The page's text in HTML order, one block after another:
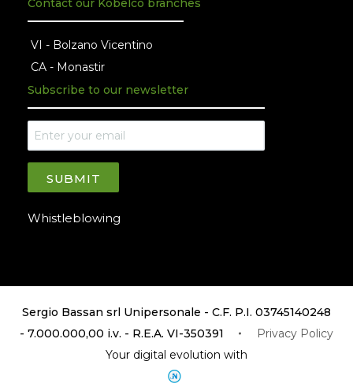
Contact our Kobelco branches
VI - Bolzano Vicentino
CA - Monastir
Subscribe to our newsletter
SUBMIT
Whistleblowing
Sergio Bassan srl Unipersonale - C.F. P.I. 03745140248
- 7.000.000,00 i.v. - R.E.A. VI-350391
Privacy Policy
Your digital evolution with